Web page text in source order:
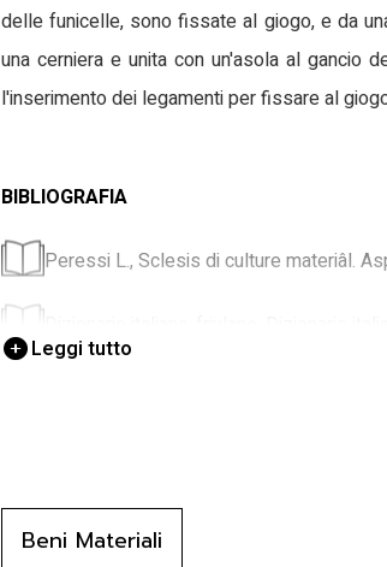
delle funicelle, sono fissate al giogo, e da
una cerniera e unita con un'asola al gancio
l'inserimento dei legamenti per fissare al
BIBLIOGRAFIA
Peressi L., Sclesis di culture materiâl.
Rizzolatti P., L'uomo, la terra e gli
(PN) 1989
Leggi tutto
Beni Materiali